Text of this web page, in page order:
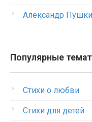
Александр
Популярные
Стихи о любви
Стихи для детей